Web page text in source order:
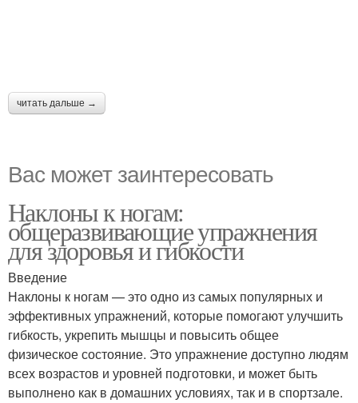
читать дальше →
Вас может заинтересовать
Наклоны к ногам:
общеразвивающие упражнения
для здоровья и гибкости
Введение
Наклоны к ногам — это одно из самых популярных и
эффективных упражнений, которые помогают улучшить
гибкость, укрепить мышцы и повысить общее
физическое состояние. Это упражнение доступно людям
всех возрастов и уровней подготовки, и может быть
выполнено как в домашних условиях, так и в спортзале.